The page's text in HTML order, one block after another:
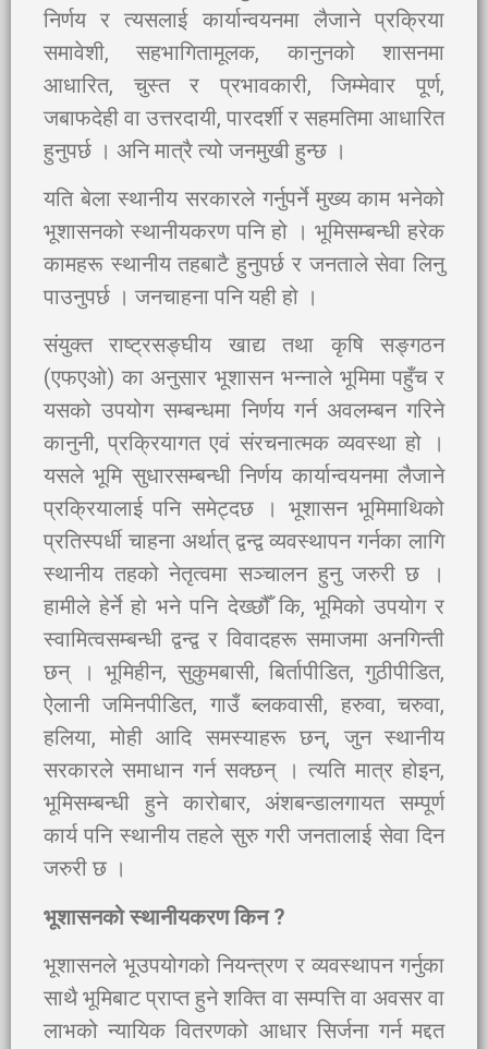
निर्णय र त्यसलाई कार्यान्वयनमा लैजाने प्रक्रिया
समावेशी, सहभागितामूलक, कानुनको शासनमा
आधारित, चुस्त र प्रभावकारी, जिम्मेवार पूर्ण,
जबाफदेही वा उत्तरदायी, पारदर्शी र सहमतिमा आधारित
हुनुपर्छ । अनि मात्रै त्यो जनमुखी हुन्छ ।
यति बेला स्थानीय सरकारले गर्नुपर्ने मुख्य काम भनेको
भूशासनको स्थानीयकरण पनि हो । भूमिसम्बन्धी हरेक
कामहरू स्थानीय तहबाटै हुनुपर्छ र जनताले सेवा लिनु
पाउनुपर्छ । जनचाहना पनि यही हो ।
संयुक्त राष्ट्रसङ्घीय खाद्य तथा कृषि सङ्गठन
(एफएओ) का अनुसार भूशासन भन्नाले भूमिमा पहुँच र
यसको उपयोग सम्बन्धमा निर्णय गर्न अवलम्बन गरिने
कानुनी, प्रक्रियागत एवं संरचनात्मक व्यवस्था हो ।
यसले भूमि सुधारसम्बन्धी निर्णय कार्यान्वयनमा लैजाने
प्रक्रियालाई पनि समेट्दछ । भूशासन भूमिमाथिको
प्रतिस्पर्धी चाहना अर्थात् द्वन्द्व व्यवस्थापन गर्नका लागि
स्थानीय तहको नेतृत्वमा सञ्चालन हुनु जरुरी छ ।
हामीले हेर्ने हो भने पनि देख्छौँ कि, भूमिको उपयोग र
स्वामित्वसम्बन्धी द्वन्द्व र विवादहरू समाजमा अनगिन्ती
छन् । भूमिहीन, सुकुमबासी, बिर्तापीडित, गुठीपीडित,
ऐलानी जमिनपीडित, गाउँ ब्लकवासी, हरुवा, चरुवा,
हलिया, मोही आदि समस्याहरू छन्, जुन स्थानीय
सरकारले समाधान गर्न सक्छन् । त्यति मात्र होइन,
भूमिसम्बन्धी हुने कारोबार, अंशबन्डालगायत सम्पूर्ण
कार्य पनि स्थानीय तहले सुरु गरी जनतालाई सेवा दिन
जरुरी छ ।
भूशासनको स्थानीयकरण किन ?
भूशासनले भूउपयोगको नियन्त्रण र व्यवस्थापन गर्नुका
साथै भूमिबाट प्राप्त हुने शक्ति वा सम्पत्ति वा अवसर वा
लाभको न्यायिक वितरणको आधार सिर्जना गर्न मद्दत